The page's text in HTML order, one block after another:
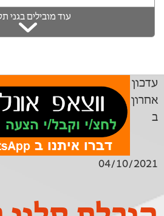
עוד מובילים בגני
עדכון
אחרון
ב
04/10/2021